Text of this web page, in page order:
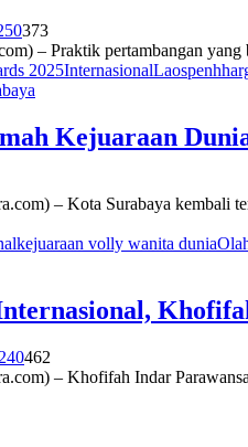
0373
– Praktik pertambangan
2025InternasionalLaos
Kejuaraan
– Kota Surabaya kembali
kejuaraan volly wanita dunia
0462
– Khofifah Indar